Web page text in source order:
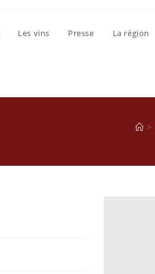
Les vins Presse La région
>